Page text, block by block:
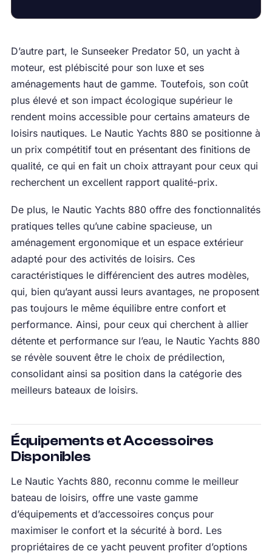
D’autre part, le Sunseeker Predator 50, un yacht à
moteur, est plébiscité pour son luxe et ses
aménagements haut de gamme. Toutefois, son coût
plus élevé et son impact écologique supérieur le
rendent moins accessible pour certains amateurs de
loisirs nautiques. Le Nautic Yachts 880 se positionne à
un prix compétitif tout en présentant des finitions de
qualité, ce qui en fait un choix attrayant pour ceux qui
recherchent un excellent rapport qualité-prix.
De plus, le Nautic Yachts 880 offre des fonctionnalités
pratiques telles qu’une cabine spacieuse, un
aménagement ergonomique et un espace extérieur
adapté pour des activités de loisirs. Ces
caractéristiques le différencient des autres modèles,
qui, bien qu’ayant aussi leurs avantages, ne proposent
pas toujours le même équilibre entre confort et
performance. Ainsi, pour ceux qui cherchent à allier
détente et performance sur l’eau, le Nautic Yachts 880
se révèle souvent être le choix de prédilection,
consolidant ainsi sa position dans la catégorie des
meilleurs bateaux de loisirs.
Équipements et Accessoires
Disponibles
Le Nautic Yachts 880, reconnu comme le meilleur
bateau de loisirs, offre une vaste gamme
d’équipements et d’accessoires conçus pour
maximiser le confort et la sécurité à bord. Les
propriétaires de ce yacht peuvent profiter d’options